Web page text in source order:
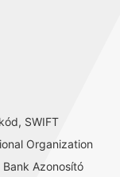
SWIFT
Organization
Azonosító